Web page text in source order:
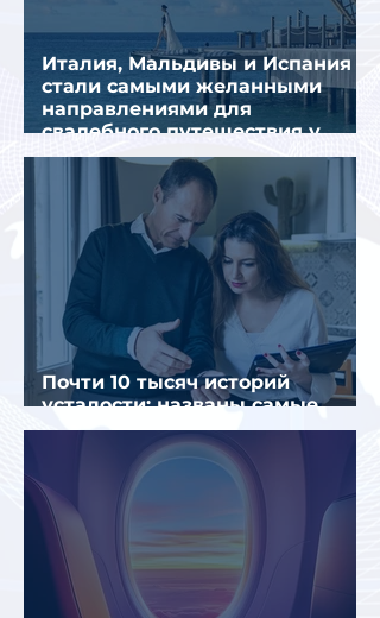
Италия, Мальдивы и Испания
стали самыми желанными
направлениями для
свадебного путешествия у
россиян
Почти 10 тысяч историй
усталости: названы самые
уставшие россияне